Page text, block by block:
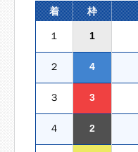
着 枠
１ 1
２ 4
３ 3
４ 2